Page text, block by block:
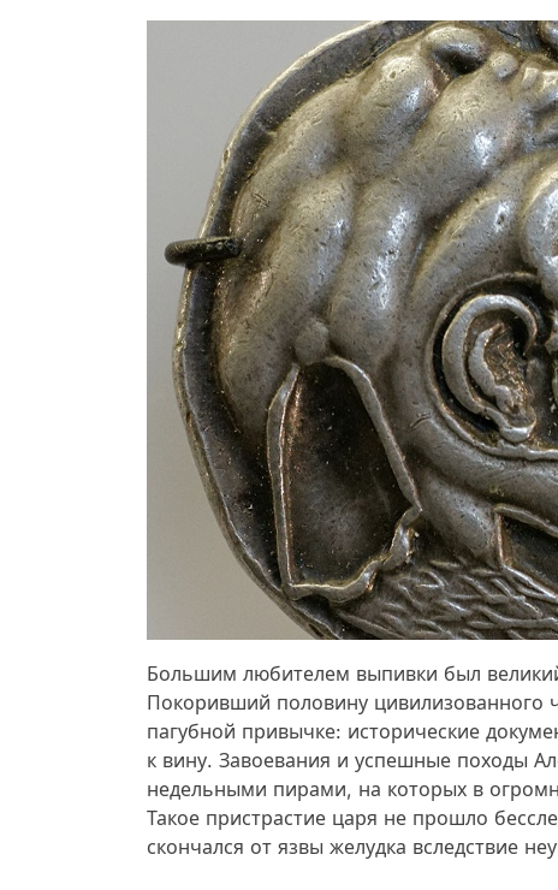
Большим любителем выпивки был
Покоривший половину цивилизованного
пагубной привычке: исторические
к вину. Завоевания и успешные походы
недельными пирами, на которых в
Такое пристрастие царя не прошло
скончался от язвы желудка вследствие